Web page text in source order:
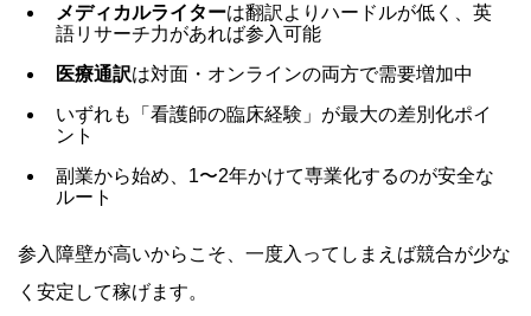
メディカルライターは翻訳よりハードルが低く、英
語リサーチ力があれば参入可能
医療通訳は対面・オンラインの両方で需要増加中
いずれも「看護師の臨床経験」が最大の差別化ポイ
ント
副業から始め、1〜2年かけて専業化するのが安全な
ルート
参入障壁が高いからこそ、一度入ってしまえば競合が少な
く安定して稼げます。